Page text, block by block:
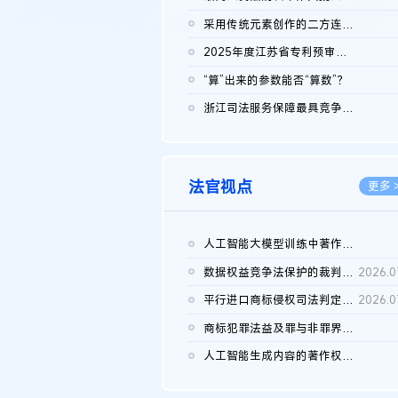
采用传统元素创作的二方连续装饰图案作品的独创性及侵权对比认定
2025年度江苏省专利预审典型案例
“算”出来的参数能否“算数”？
浙江司法服务保障最具竞争力营商环境建设典型案例（第二批）含侵...
法官视点 更多
人工智能大模型训练中著作权的合理使用
数据权益竞争法保护的裁判路径构建
平行进口商标侵权司法判定规则的困境与纾解
商标犯罪法益及罪与非罪界限研究
人工智能生成内容的著作权司法认定：演进逻辑、现实困境与规则建...